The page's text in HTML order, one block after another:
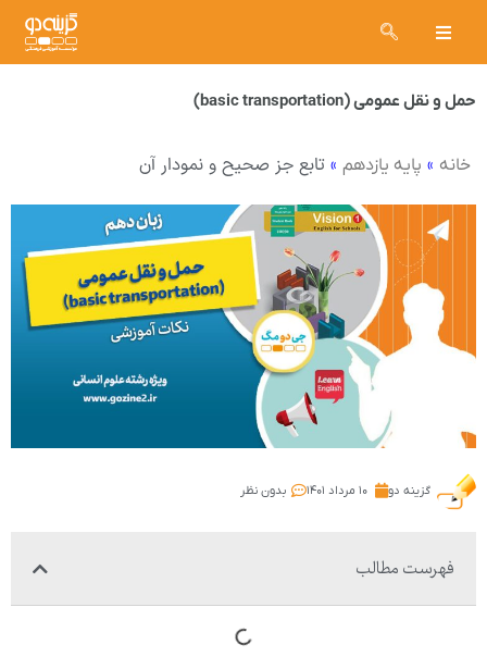
حمل و نقل عمومی (basic transportation)
خانه » پایه یازدهم » تابع جز صحیح و نمودار آن
گزینه دو ۱۰ مرداد ۱۴۰۱ بدون نظر
فهرست مطالب